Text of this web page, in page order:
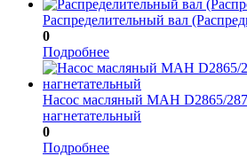
Распределительный вал
0
Подробнее
Насос масляный МАН D2865/
нагнетательный
0
Подробнее